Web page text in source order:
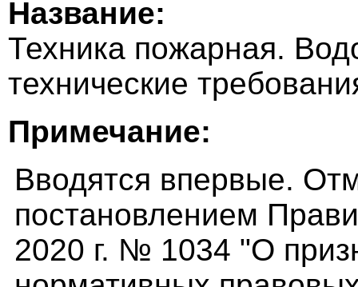
Название:
Техника пожарная.
технические
Примечание:
Вводятся впервые.
постановлением
2020 г. № 1034 "О